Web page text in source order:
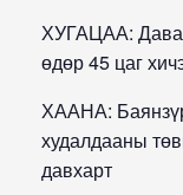
ХУГАЦАА:
өдөр 45 цаг
ХААНА:
худалдааны
давхарт